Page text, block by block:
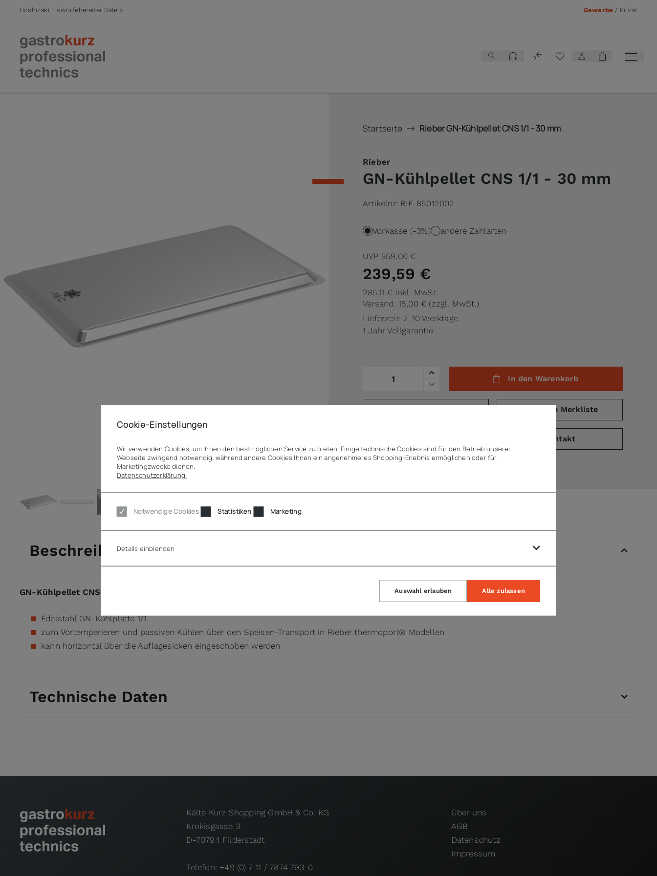
Hoshizaki Eiswürfebereiter Sale > Gewerbe / Privat
View larger imageView larger image
Startseite Rieber GN-Kühlpellet CNS 1/1 - 30 mm
Rieber
GN-Kühlpellet CNS 1/1 - 30 mm
Artikelnr: RIE-85012002
Vorkasse (-3%) andere Zahlarten
UVP 359,00 €
239,59 €
285,11 € inkl. MwSt.
Versand: 15,00 € (zzgl. MwSt.)
Lieferzeit: 2-10 Werktage
1 Jahr Vollgarantie
in den Warenkorb
auf die Merkliste
Kontakt
Beschreibung
GN-Kühlpellet CNS 1/1 - 30 mm
Edelstahl GN-Kühlplatte 1/1
zum Vortemperieren und passiven Kühlen über den Speisen-Transport in Rieber thermoport® Modellen
kann horizontal über die Auflagesicken eingeschoben werden
Technische Daten
Kälte Kurz Shopping GmbH & Co. KG
Krokisgasse 3
D-70794 Filderstadt
Telefon: +49 (0) 7 11 / 7874 793-0
Über uns
AGB
Datenschutz
Impressum
Cookie-Einstellungen
Wir verwenden Cookies, um Ihnen den bestmöglichen Service zu bieten. Einige technische Cookies sind für den Betrieb unserer
Webseite zwingend notwendig, während andere Cookies Ihnen ein angenehmeres Shopping-Erlebnis ermöglichen oder für
Marketingzwecke dienen.
Datenschutzerklärung.
Notwendige Cookies Statistiken Marketing
Details einblenden
Auswahl erlauben Alle zulassen